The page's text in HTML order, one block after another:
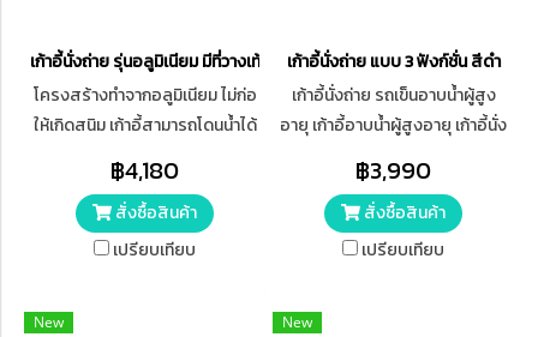
เก้าอี้นั่งถ่าย รุ่นอลูมิเนียม มีที่วางเท้า มีล้อ สีฟ้า-ขาว
โครงสร้างทำจากอลูมิเนียม ไม่ก่อ
ให้เกิดสนิม เก้าอี้สามารถโดนน้ำได้
ความนิ่ม ผู้สูงอายุสามารถนั่งได้
นาน ไม่ก่อให้เกิดการเสียดสิวของ
ผิวหนังระหว่างนั่งถ่าย
฿4,180
สั่งซื้อสินค้า
เปรียบเทียบ
เก้าอี้นั่งถ่าย แบบ 3 ฟังก์ชั่น สีดำ
เก้าอี้นั่งถ่าย รถเข็นอาบน้ำผู้สูง
อายุ เก้าอี้อาบน้ำผู้สูงอายุ เก้าอี้นั่ง
฿3,990
สั่งซื้อสินค้า
เปรียบเทียบ
New New